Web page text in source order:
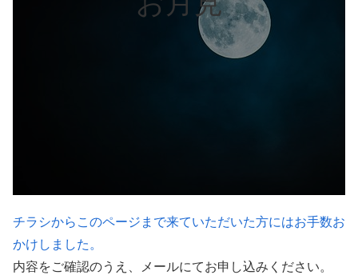
チラシからこのページまで来ていただいた方にはお手数お
かけしました。
内容をご確認のうえ、メールにてお申し込みください。